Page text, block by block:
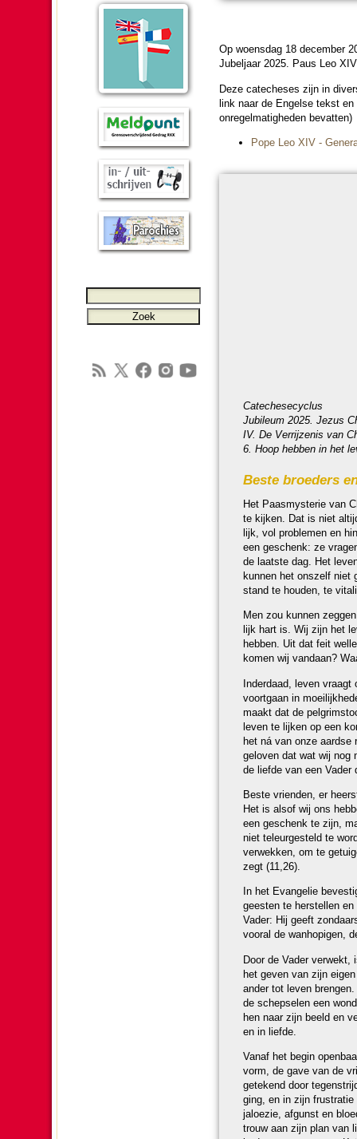
Op woens­dag 18 de­cem­ber
Jubel­jaar 2025. Paus Leo
Deze catecheses zijn in
link naar de Engelse tekst
onregel­ma­tig­he­den bevatten)
Pope Leo XIV -
Catechese­cy­clus
Jubileum 2025. Jezus
IV. De Ver­rij­ze­nis van
6. Hoop hebben in het
Beste broe­ders
Het Paas­mys­te­rie van
te kijken. Dat is niet
lijk, vol problemen en
een geschenk: ze
de laatste dag. Het
kunnen het ons­zelf niet
stand te hou­den, te
Men zou kunnen
lijk hart is. Wij zijn het
hebben. Uit dat feit
komen wij vandaan?
Inder­daad, leven
voort­gaan in
maakt dat de
leven te lijken op een
het ná van onze aardse
geloven dat wat wij nog
de liefde van een
Beste vrien­den, er
Het is alsof wij ons
een geschenk te zijn,
niet teleur­ge­steld te
verwekken, om te
zegt (11,26).
In het Evan­ge­lie
geesten te her­stel­len
Vader: Hij geeft
vooral de wanhopigen,
Door de Vader
het geven van zijn
ander tot leven
de schepselen een
hen naar zijn beeld en
en in liefde.
Vanaf het begin
vorm, de gave van de
getekend door
ging, en in zijn
jaloezie, afgunst en
trouw aan zijn plan van